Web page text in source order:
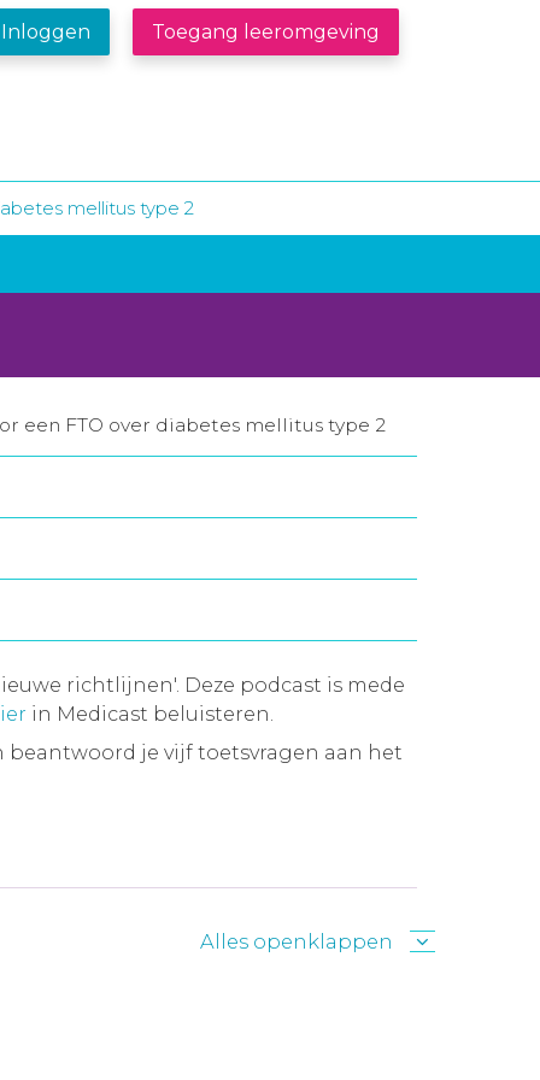
Inloggen Toegang leeromgeving
mellitus type 2
een FTO over diabetes mellitus type 2
richtlijnen'. Deze podcast is mede
in Medicast beluisteren.
beantwoord je vijf toetsvragen aan het
Alles openklappen